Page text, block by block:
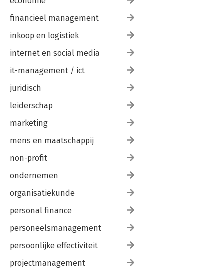
financieel management
inkoop en logistiek
internet en social media
it-management / ict
juridisch
leiderschap
marketing
mens en maatschappij
non-profit
ondernemen
organisatiekunde
personal finance
personeelsmanagement
persoonlijke effectiviteit
projectmanagement